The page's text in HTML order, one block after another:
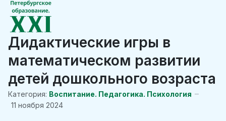
Дидактические игры в
математическом развитии
детей дошкольного возраста
Категория: Воспитание. Педагогика. Психология
11 ноября 2024